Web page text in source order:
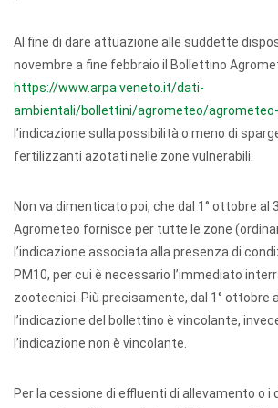
Al fine di dare attuazione alle suddette
novembre a fine febbraio il Bollettino
https://www.arpa.veneto.it/dati-
ambientali/bollettini/agrometeo/
l’indicazione sulla possibilità o meno di
fertilizzanti azotati nelle zone vulnerabili.
Non va dimenticato poi, che dal 1° ottobre al
Agrometeo fornisce per tutte le zone
l’indicazione associata alla presenza di
PM10, per cui è necessario l’immediato
zootecnici. Più precisamente, dal 1° ottobre
l’indicazione del bollettino è vincolante,
l’indicazione non è vincolante.
Per la cessione di effluenti di allevamento o i